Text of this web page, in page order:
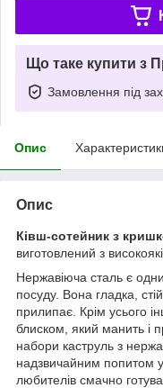
Що таке купити з
Замовлення під
Опис
Опис
Ківш-сотейник з
виготовлений з
Нержавіюча сталь є
посуду. Вона гладка,
прилипає. Крім усього
блиском, який манить і
набори каструль з
надзвичайним попитом
любителів смачно